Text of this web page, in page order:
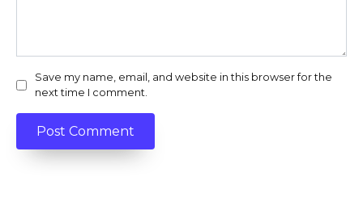
Save my name, email, and website in this browser for the
next time I comment.